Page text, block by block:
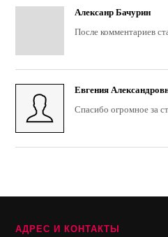
Алексанр Бачурин
После комментариев
Евгения
Спасибо огромное за
АДРЕС И КОНТАКТЫ